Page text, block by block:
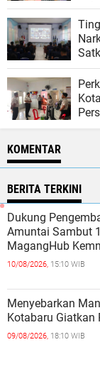
KOMENTAR
BERITA TERKINI
Dukung
Amuntai Sambut
MagangHub
10/08/2026, 15:10 WIB
Menyebarkan
Kotabaru Giatkan
09/08/2026, 18:10 WIB